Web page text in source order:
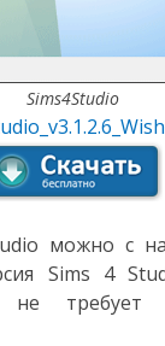
Sims4Studio
можно с
Sims 4
не требует